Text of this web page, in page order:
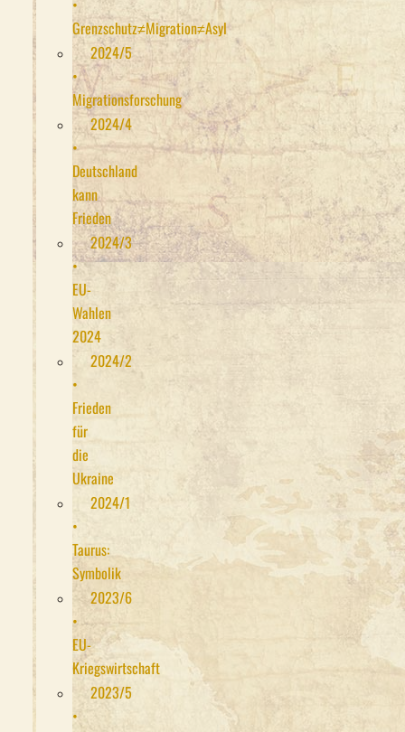
•
Grenzschutz≠Migration≠Asyl
2024/5
•
Migrationsforschung
2024/4
•
Deutschland
kann
Frieden
2024/3
•
EU-
Wahlen
2024
2024/2
•
Frieden
für
die
Ukraine
2024/1
•
Taurus:
Symbolik
2023/6
•
EU-
Kriegswirtschaft
2023/5
•